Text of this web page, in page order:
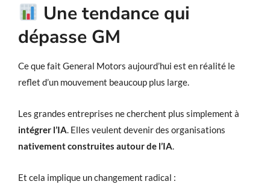
Une tendance qui
dépasse GM
Ce que fait General Motors aujourd’hui est en réalité le
reflet d’un mouvement beaucoup plus large.
Les grandes entreprises ne cherchent plus simplement à
intégrer l’IA. Elles veulent devenir des organisations
nativement construites autour de l’IA.
Et cela implique un changement radical :